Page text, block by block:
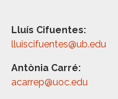
Lluís Cifuentes:
lluiscifuentes@ub.edu
Antònia Carré:
acarrep@uoc.edu